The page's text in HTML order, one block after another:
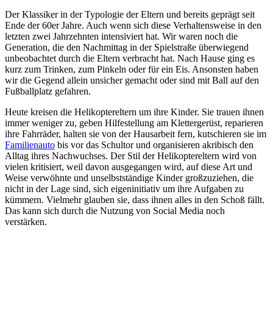
Der Klassiker in der Typologie der Eltern und bereits geprägt seit
Ende der 60er Jahre. Auch wenn sich diese Verhaltensweise in den
letzten zwei Jahrzehnten intensiviert hat. Wir waren noch die
Generation, die den Nachmittag in der Spielstraße überwiegend
unbeobachtet durch die Eltern verbracht hat. Nach Hause ging es
kurz zum Trinken, zum Pinkeln oder für ein Eis. Ansonsten haben
wir die Gegend allein unsicher gemacht oder sind mit Ball auf den
Fußballplatz gefahren.
Heute kreisen die Helikoptereltern um ihre Kinder. Sie trauen ihnen
immer weniger zu, geben Hilfestellung am Klettergerüst, reparieren
ihre Fahrräder, halten sie von der Hausarbeit fern, kutschieren sie im
Familienauto bis vor das Schultor und organisieren akribisch den
Alltag ihres Nachwuchses. Der Stil der Helikoptereltern wird von
vielen kritisiert, weil davon ausgegangen wird, auf diese Art und
Weise verwöhnte und unselbstständige Kinder großzuziehen, die
nicht in der Lage sind, sich eigeninitiativ um ihre Aufgaben zu
kümmern. Vielmehr glauben sie, dass ihnen alles in den Schoß fällt.
Das kann sich durch die Nutzung von Social Media noch
verstärken.